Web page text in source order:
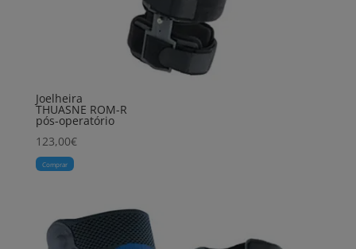
Joelheira
THUASNE ROM-R
pós-operatório
123,00€
Comprar